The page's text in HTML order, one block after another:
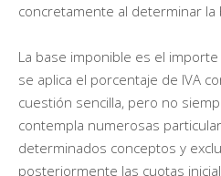
concretamente al determinar la
La base imponible es el
se aplica el porcentaje de IVA
cuestión sencilla, pero no
contempla numerosas
determinados conceptos y
posteriormente las cuotas